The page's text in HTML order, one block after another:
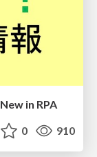
in RPA
0 910